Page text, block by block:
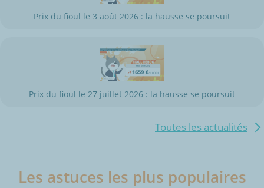
Prix du fioul le 3 août 2026 : la hausse se poursuit
Prix du fioul le 27 juillet 2026 : la hausse se poursuit
Toutes les actualités
Les astuces les plus populaires